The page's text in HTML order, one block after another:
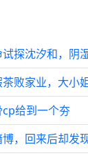
探沈汐和，阴
败家业，大小
给到一个夯